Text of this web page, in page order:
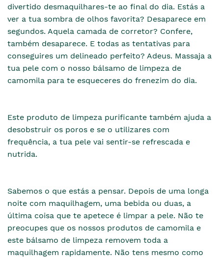
divertido desmaquilhares-te ao final do dia. Estás a
ver a tua sombra de olhos favorita? Desaparece em
segundos. Aquela camada de corretor? Confere,
também desaparece. E todas as tentativas para
conseguires um delineado perfeito? Adeus. Massaja a
tua pele com o nosso bálsamo de limpeza de
camomila para te esqueceres do frenezim do dia.
Este produto de limpeza purificante também ajuda a
desobstruir os poros e se o utilizares com
frequência, a tua pele vai sentir-se refrescada e
nutrida.
Sabemos o que estás a pensar. Depois de uma longa
noite com maquilhagem, uma bebida ou duas, a
última coisa que te apetece é limpar a pele. Não te
preocupes que os nossos produtos de camomila e
este bálsamo de limpeza removem toda a
maquilhagem rapidamente. Não tens mesmo como